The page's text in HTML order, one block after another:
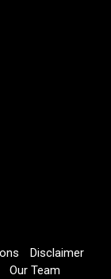
Disclaimer
Our Team